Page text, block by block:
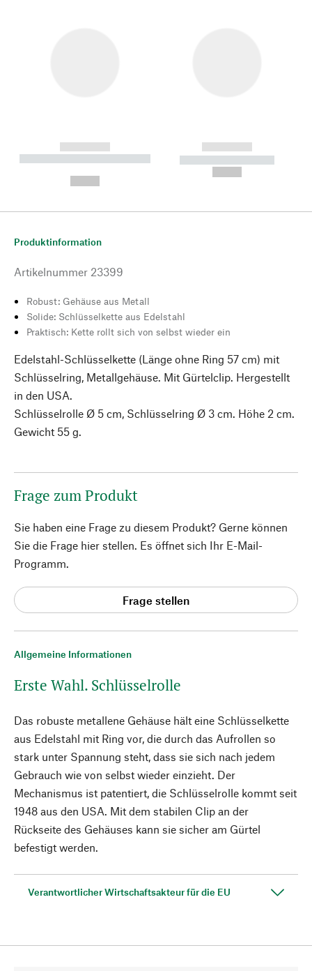
------------
----------- ----------- --------
------------
----------- -----------
Allgemeine Informationen
Erste Wahl. Schlüsselrolle
Das robuste metallene Gehäuse hält eine Schlüsselkette
aus Edelstahl mit Ring vor, die durch das Aufrollen so
stark unter Spannung steht, dass sie sich nach jedem
Gebrauch wie von selbst wieder einzieht. Der
Mechanismus ist patentiert, die Schlüsselrolle kommt seit
1948 aus den USA. Mit dem stabilen Clip an der
Rückseite des Gehäuses kann sie sicher am Gürtel
befestigt werden.
Verantwortlicher Wirtschaftsakteur für die EU
Produktinformation
Artikelnummer 23399
Robust: Gehäuse aus Metall
Solide: Schlüsselkette aus Edelstahl
Praktisch: Kette rollt sich von selbst wieder ein
Edelstahl-Schlüsselkette (Länge ohne Ring 57 cm) mit
Schlüsselring, Metallgehäuse. Mit Gürtelclip. Hergestellt
in den USA.
Schlüsselrolle Ø 5 cm, Schlüsselring Ø 3 cm. Höhe 2 cm.
Gewicht 55 g.
Frage zum Produkt
Sie haben eine Frage zu diesem Produkt? Gerne können
Sie die Frage hier stellen. Es öffnet sich Ihr E-Mail-
Programm.
Frage stellen